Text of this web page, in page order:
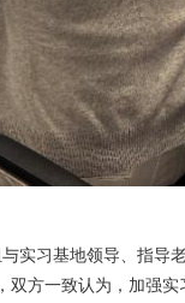
与实习基地领导、指导
双方一致认为，加强